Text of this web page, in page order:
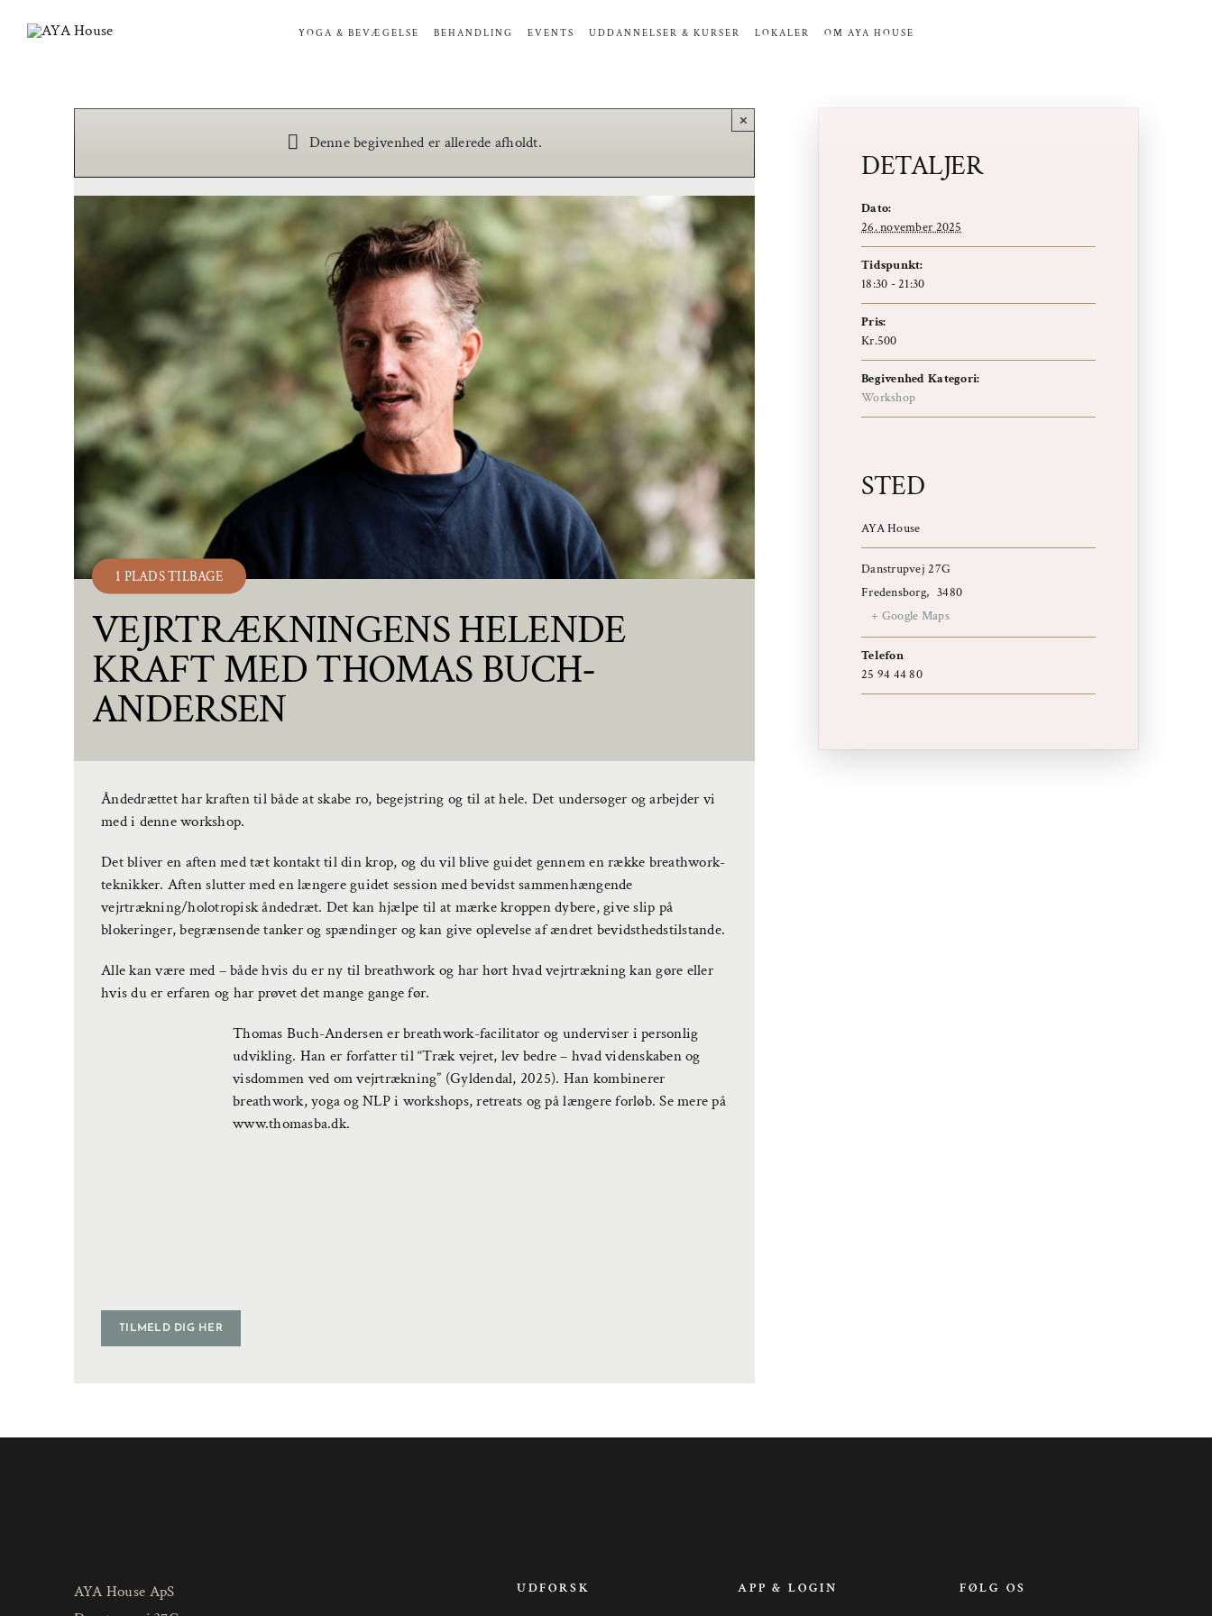
YOGA & BEVÆGELSE BEHANDLING EVENTS UDDANNELSER & KURSER LOKALER OM AYA HOUSE
Denne begivenhed er allerede afholdt.
×
1 PLADS TILBAGE
VEJRTRÆKNINGENS HELENDE
KRAFT MED THOMAS BUCH-
ANDERSEN
Åndedrættet har kraften til både at skabe ro, begejstring og til at hele. Det undersøger og arbejder vi
med i denne workshop.
Det bliver en aften med tæt kontakt til din krop, og du vil blive guidet gennem en række breathwork-
teknikker. Aften slutter med en længere guidet session med bevidst sammenhængende
vejrtrækning/holotropisk åndedræt. Det kan hjælpe til at mærke kroppen dybere, give slip på
blokeringer, begrænsende tanker og spændinger og kan give oplevelse af ændret bevidsthedstilstande.
Alle kan være med – både hvis du er ny til breathwork og har hørt hvad vejrtrækning kan gøre eller
hvis du er erfaren og har prøvet det mange gange før.
Thomas Buch-Andersen er breathwork-facilitator og underviser i personlig
udvikling. Han er forfatter til “Træk vejret, lev bedre – hvad videnskaben og
visdommen ved om vejrtrækning” (Gyldendal, 2025). Han kombinerer
breathwork, yoga og NLP i workshops, retreats og på længere forløb. Se mere på
www.thomasba.dk.
TILMELD DIG HER
DETALJER
Dato:
26. november 2025
Tidspunkt:
18:30 - 21:30
Pris:
Kr.500
Begivenhed Kategori:
Workshop
STED
AYA House
Danstrupvej 27G
Fredensborg, 3480
+ Google Maps
Telefon
25 94 44 80
AYA House ApS
UDFORSK APP & LOGIN FØLG OS